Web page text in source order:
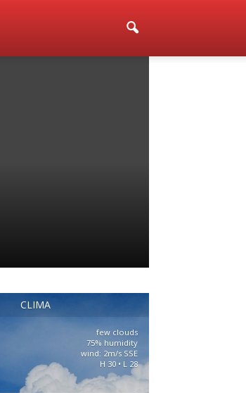
CLIMA
few clouds
75% humidity
wind: 2m/s SSE
H 30 • L 28